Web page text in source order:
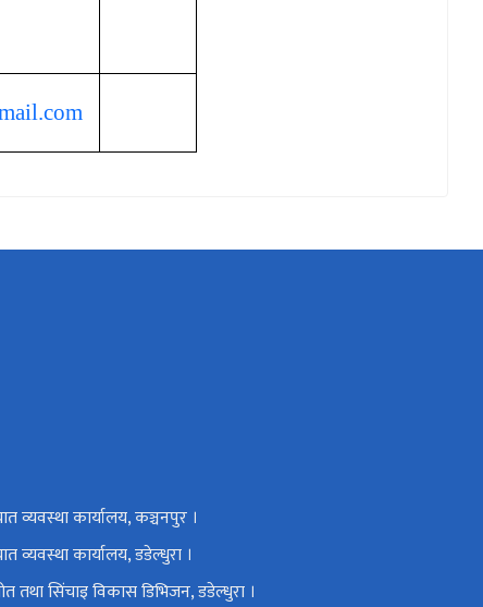
व्यवस्था कार्यालय, कञ्चनपुर ।
व्यवस्था कार्यालय, डडेल्धुरा ।
तथा सिंचाइ विकास डिभिजन, डडेल्धुरा ।